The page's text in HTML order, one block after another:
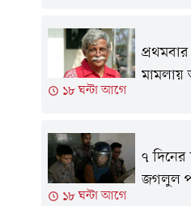
১৮ ঘন্টা আগে
১৮ ঘন্টা আগে
৭ দিনের
জগলুল